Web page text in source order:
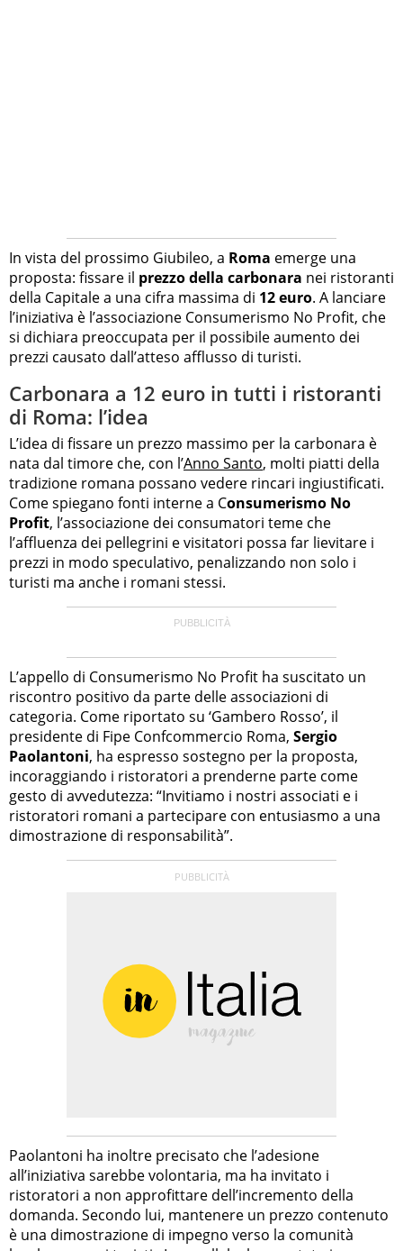
In vista del prossimo Giubileo, a Roma emerge una
proposta: fissare il prezzo della carbonara nei ristoranti
della Capitale a una cifra massima di 12 euro. A lanciare
l’iniziativa è l’associazione Consumerismo No Profit, che
si dichiara preoccupata per il possibile aumento dei
prezzi causato dall’atteso afflusso di turisti.
Carbonara a 12 euro in tutti i ristoranti
di Roma: l’idea
L’idea di fissare un prezzo massimo per la carbonara è
nata dal timore che, con l’Anno Santo, molti piatti della
tradizione romana possano vedere rincari ingiustificati.
Come spiegano fonti interne a Consumerismo No
Profit, l’associazione dei consumatori teme che
l’affluenza dei pellegrini e visitatori possa far lievitare i
prezzi in modo speculativo, penalizzando non solo i
turisti ma anche i romani stessi.
L’appello di Consumerismo No Profit ha suscitato un
riscontro positivo da parte delle associazioni di
categoria. Come riportato su ‘Gambero Rosso’, il
presidente di Fipe Confcommercio Roma, Sergio
Paolantoni, ha espresso sostegno per la proposta,
incoraggiando i ristoratori a prenderne parte come
gesto di avvedutezza: “Invitiamo i nostri associati e i
ristoratori romani a partecipare con entusiasmo a una
dimostrazione di responsabilità”.
Paolantoni ha inoltre precisato che l’adesione
all’iniziativa sarebbe volontaria, ma ha invitato i
ristoratori a non approfittare dell’incremento della
domanda. Secondo lui, mantenere un prezzo contenuto
è una dimostrazione di impegno verso la comunità